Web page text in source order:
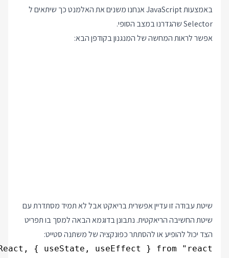
באמצעות JavaScript אנחנו משנים את האלמנט כך שיתאים ל
Selector שהגדרנו במצב הסופי.
אפשר לראות המחשה של המנגנון בקודפן הבא:
שיטת עבודה זו עדיין אפשרית בריאקט אבל לא תמיד מסתדרת עם
שיטת החשיבה הריאקטית. נתבונן בדוגמא הבאה למסך בו תפריט
הצד יכול להופיע או להסתתר כפונקציה של משתנה סטייט: